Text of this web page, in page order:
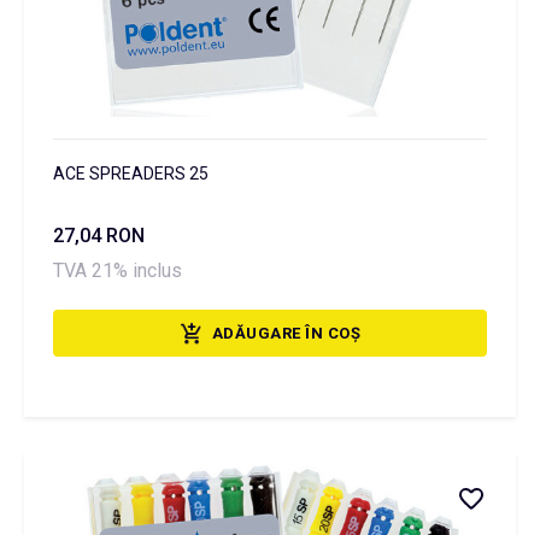
ACE SPREADERS 25
27,04 RON
TVA 21% inclus
ADĂUGARE ÎN COȘ